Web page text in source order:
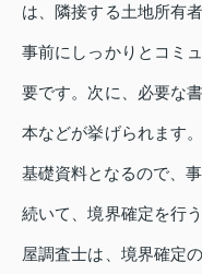
は、隣接する土地所有
事前にしっかりとコミ
要です。次に、必要な
本などが挙げられます
基礎資料となるので、
続いて、境界確定を行
屋調査士は、境界確定